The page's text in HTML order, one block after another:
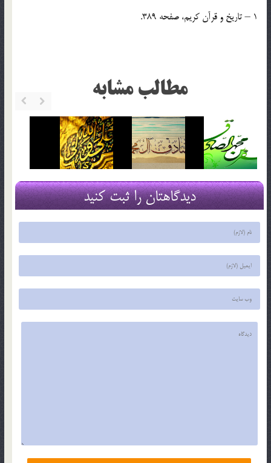
1 – تاريخ و قرآن كريم، صفحه 389.
مطالب مشابه
دیدگاهتان را ثبت کنید